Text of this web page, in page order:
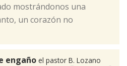
mostrándonos una
un corazón no
engaño el pastor B. Lozano